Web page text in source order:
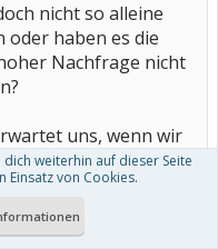
nicht so alleine
oder haben es die
Nachfrage nicht
uns, wenn wir
behandelt werden?
weiterhin auf dieser Seite
Einsatz von Cookies.